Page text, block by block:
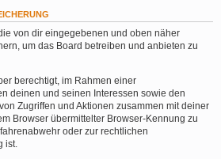
von dir eingegebenen und oben näher
um das Board betreiben und anbieten zu
berechtigt, im Rahmen einer
deinen und seinen Interessen sowie den
Zugriffen und Aktionen zusammen mit deiner
Browser übermittelter Browser-Kennung zu
oder zur rechtlichen
ist.